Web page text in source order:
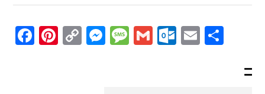
Facebook
Pinterest
CopyMessenger
Message
Gmail Email